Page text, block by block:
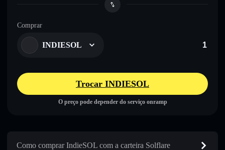
Comprar
INDIESOL
Trocar INDIESOL
O preço pode depender do serviço onramp
Como comprar IndieSOL com a carteira Solflare